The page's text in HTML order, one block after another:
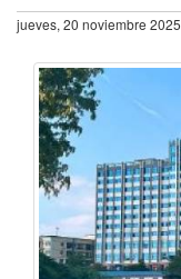
jueves, 20 noviembre 2025